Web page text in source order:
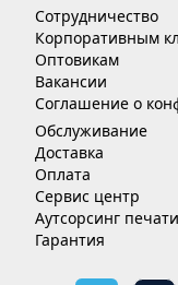
Сотрудничество
Корпоративным
Оптовикам
Вакансии
Соглашение о
Обслуживание
Доставка
Оплата
Сервис центр
Аутсорсинг печати
Гарантия